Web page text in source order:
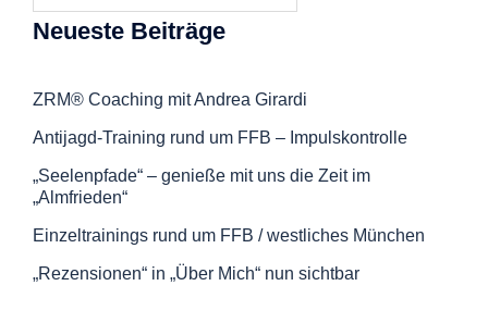
Neueste Beiträge
ZRM® Coaching mit Andrea Girardi
Antijagd-Training rund um FFB – Impulskontrolle
„Seelenpfade“ – genieße mit uns die Zeit im
„Almfrieden“
Einzeltrainings rund um FFB / westliches München
„Rezensionen“ in „Über Mich“ nun sichtbar